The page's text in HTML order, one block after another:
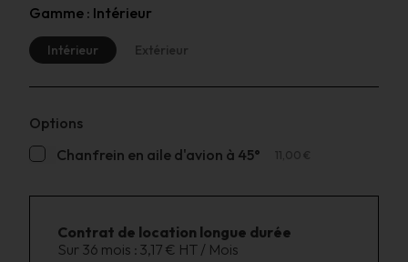
Gamme : Intérieur
Intérieur Extérieur
Options
Chanfrein en aile d'avion à 45°
11,00 €
Contrat de location longue durée
Sur 36 mois : 3,17 € HT / Mois